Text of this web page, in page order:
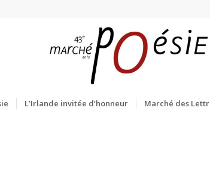
L’Irlande invitée d’honneur Marché des